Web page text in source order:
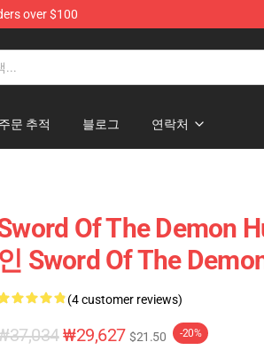
over $100
주문 추적 블로그 연락처
Of The Demon
인 Sword Of The
(4 customer reviews)
₩29,627 $21.50 -20%